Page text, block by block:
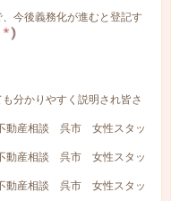
今後義務化が進むと登記す
分かりやすく説明され皆さ